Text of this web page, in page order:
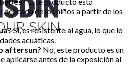
de los niños a partir de los
Sí, es resistente al agua, lo que lo
acuáticas.
aftersun? No, este producto es un
aplicarse antes de la exposición al